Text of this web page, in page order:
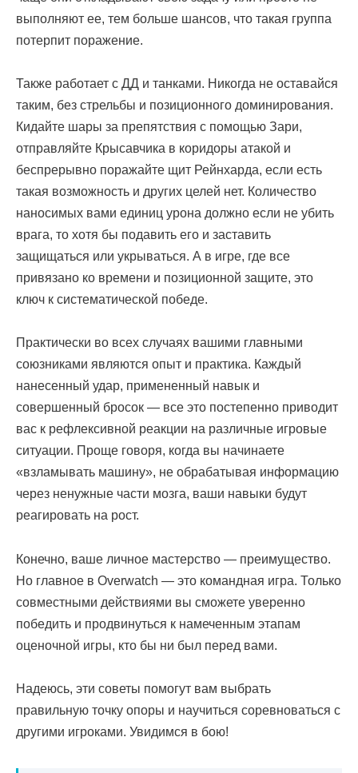
выполняют ее, тем больше шансов, что такая группа
потерпит поражение.
Также работает с ДД и танками. Никогда не оставайся
таким, без стрельбы и позиционного доминирования.
Кидайте шары за препятствия с помощью Зари,
отправляйте Крысавчика в коридоры атакой и
беспрерывно поражайте щит Рейнхарда, если есть
такая возможность и других целей нет. Количество
наносимых вами единиц урона должно если не убить
врага, то хотя бы подавить его и заставить
защищаться или укрываться. А в игре, где все
привязано ко времени и позиционной защите, это
ключ к систематической победе.
Практически во всех случаях вашими главными
союзниками являются опыт и практика. Каждый
нанесенный удар, примененный навык и
совершенный бросок — все это постепенно приводит
вас к рефлексивной реакции на различные игровые
ситуации. Проще говоря, когда вы начинаете
«взламывать машину», не обрабатывая информацию
через ненужные части мозга, ваши навыки будут
реагировать на рост.
Конечно, ваше личное мастерство — преимущество.
Но главное в Overwatch — это командная игра. Только
совместными действиями вы сможете уверенно
победить и продвинуться к намеченным этапам
оценочной игры, кто бы ни был перед вами.
Надеюсь, эти советы помогут вам выбрать
правильную точку опоры и научиться соревноваться с
другими игроками. Увидимся в бою!